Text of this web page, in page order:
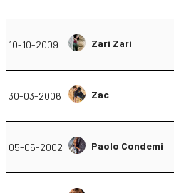
10-10-2009 Zari Zari
30-03-2006 Zac
05-05-2002 Paolo Condemi